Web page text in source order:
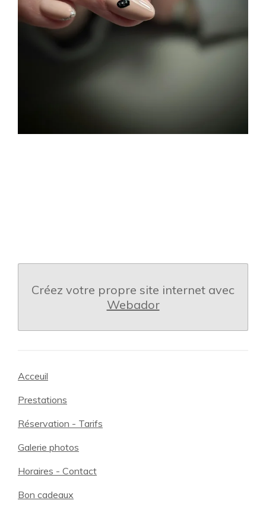
Créez votre propre site internet avec
Webador
Acceuil
Prestations
Réservation - Tarifs
Galerie photos
Horaires - Contact
Bon cadeaux